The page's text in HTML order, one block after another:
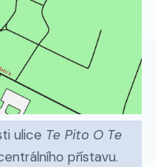
ulice Te Pito O Te
přístavu.